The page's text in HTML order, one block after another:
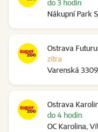
Nákupní Park
do 3 hodin
Ostrava
Varenská
zítra
Ostrava
OC Karolina,
do 4 hodin